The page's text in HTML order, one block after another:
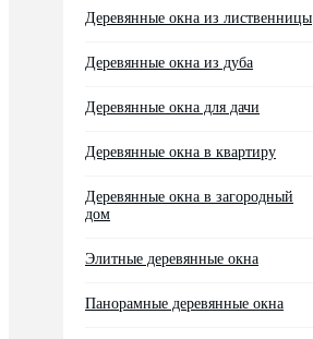
Деревянные окна из лиственницы
Деревянные окна из дуба
Деревянные окна для дачи
Деревянные окна в квартиру
Деревянные окна в загородный
дом
Элитные деревянные окна
Панорамные деревянные окна